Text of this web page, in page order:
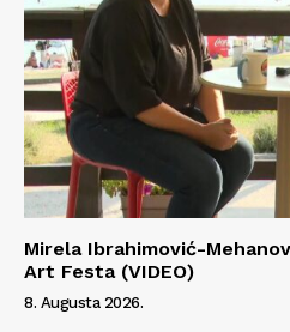
Mirela Ibrahimović-
Art Festa (VIDEO)
8. Augusta 2026.